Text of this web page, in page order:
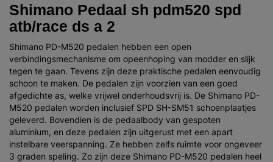
Shimano Pedaal sh pdm520 spd
atb/race ds a 2
Shimano PD-M520 pedalen hebben een open
verbindingsmechanisme om opeenhoping van modder en slijk
tegen te gaan. Tevens zijn deze praktische pedalen eenvoudig
schoon te maken. De pedalen zijn voorzien van een goed
afgedichte as, welke vrijwel onderhoudsvrij is. De Shimano PD-
M520 pedalen worden inclusief SPD SH-SM51 schoenplaatjes
geleverd. Bovendien is de pedaalbody van gespoten
aluminium, en deze pedalen zijn uitgerust met een apart
instelbare veerspanning. Ze hebben zelfs ruimte voor ongeveer
3 graden speling. Zo zijn deze Shimano PD-M520 pedalen heel